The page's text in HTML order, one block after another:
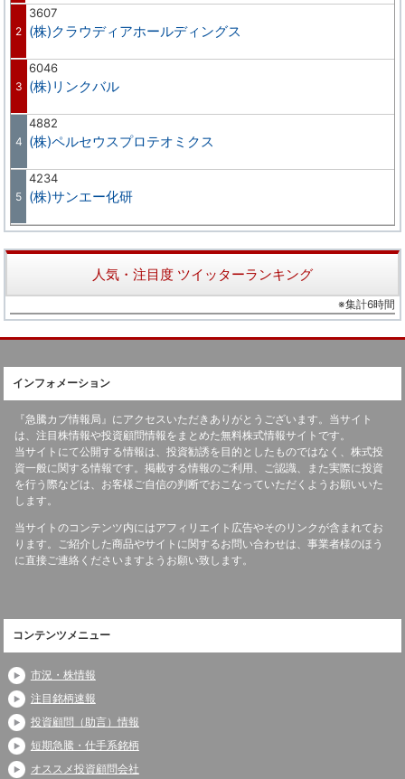
2
3607
(株)クラウディアホールディングス
3
6046
(株)リンクバル
4
4882
(株)ペルセウスプロテオミクス
5
4234
(株)サンエー化研
人気・注目度 ツイッターランキング
※集計6時間
インフォメーション
『急騰カブ情報局』にアクセスいただきありがとうございます。当サイト
は、注目株情報や投資顧問情報をまとめた無料株式情報サイトです。
当サイトにて公開する情報は、投資勧誘を目的としたものではなく、株式投
資一般に関する情報です。掲載する情報のご利用、ご認識、また実際に投資
を行う際などは、お客様ご自信の判断でおこなっていただくようお願いいた
します。
当サイトのコンテンツ内にはアフィリエイト広告やそのリンクが含まれてお
ります。ご紹介した商品やサイトに関するお問い合わせは、事業者様のほう
に直接ご連絡くださいますようお願い致します。
コンテンツメニュー
市況・株情報
注目銘柄速報
投資顧問（助言）情報
短期急騰・仕手系銘柄
オススメ投資顧問会社